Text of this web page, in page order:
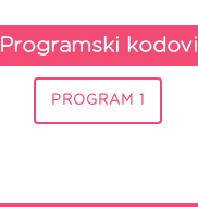
Programski kodovi
PROGRAM 1